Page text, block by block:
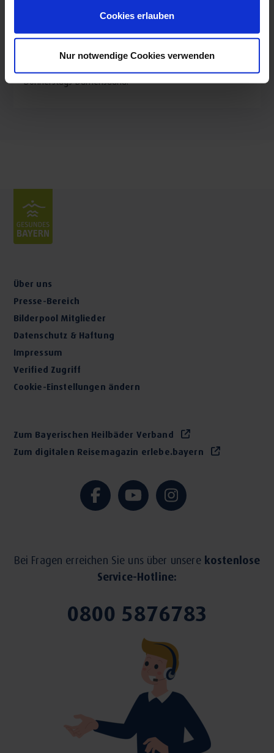
Cookies erlauben
Nur notwendige Cookies verwenden
Durchblutungsförderung
Gesunderhaltung
Donnerstag: 09:00 - 13:00, 16:00 - 21:00 Uhr
Freitag: 09:00 - 21:00 Uhr
Samstag: 14:00 - 19:00 Uhr
Donnerstags Damensauna.
Über uns
Presse-Bereich
Bilderpool Mitglieder
Datenschutz & Haftung
Impressum
Verified Zugriff
Cookie-Einstellungen ändern
Zum Bayerischen Heilbäder Verband
Zum digitalen Reisemagazin erlebe.bayern
Bei Fragen erreichen Sie uns über unsere kostenlose
Service-Hotline:
0800 5876783